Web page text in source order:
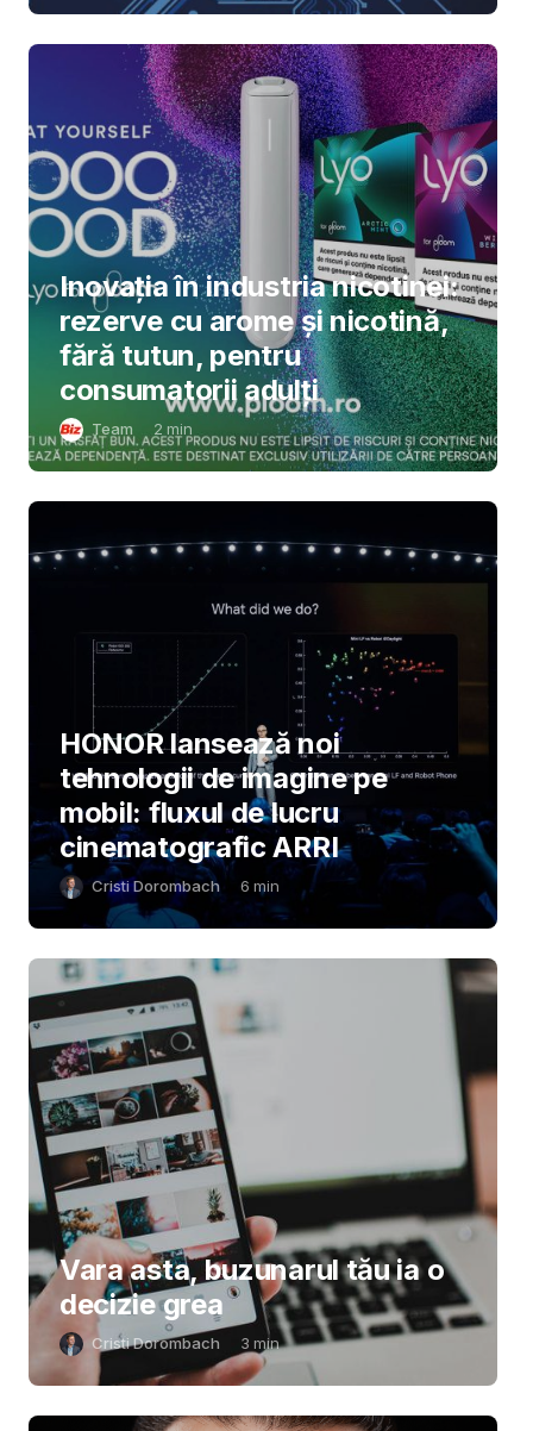
Inovația în industria nicotinei:
rezerve cu arome și nicotină,
fără tutun, pentru
consumatorii adulți
Team 2 min
HONOR lansează noi
tehnologii de imagine pe
mobil: fluxul de lucru
cinematografic ARRI
Cristi Dorombach 6 min
Vara asta, buzunarul tău ia o
decizie grea
Cristi Dorombach 3 min